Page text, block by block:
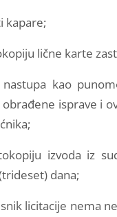
kapare;
lične karte
kao
isprave i
izvoda iz
dana;
licitacije nema